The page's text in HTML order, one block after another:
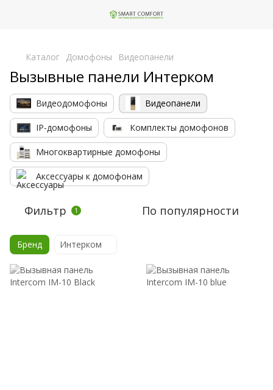
Каталог Домофоны Видеопанели
Вызывные панели Интерком
Видеодомофоны Видеопанели
IP-домофоны Комплекты домофонов
Многоквартирные домофоны
Аксессуары к домофонам
Фильтр 1 По популярности
Бренд Интерком